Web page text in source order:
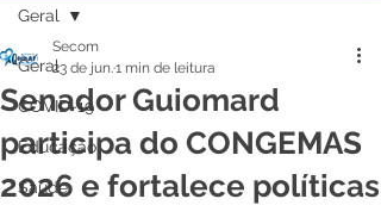
Geral
COVID-19
Educação
Saúde
Geral
Senador Guiomard
participa do CONGEMAS
2026 e fortalece políticas
Secom
23 de jun.1 min de leitura